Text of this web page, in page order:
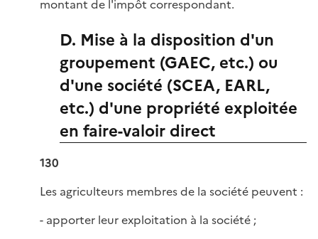
montant de l'impôt correspondant.
D. Mise à la disposition d'un
groupement (GAEC, etc.) ou
d'une société (SCEA, EARL,
etc.) d'une propriété exploitée
en faire-valoir direct
130
Les agriculteurs membres de la société peuvent :
- apporter leur exploitation à la société ;